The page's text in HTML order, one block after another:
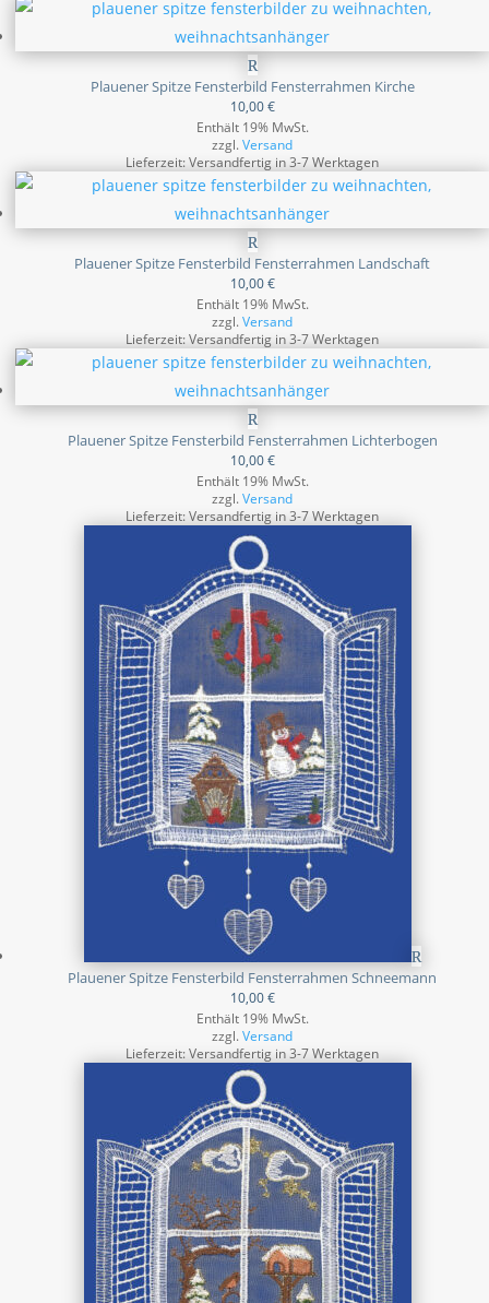
Plauener Spitze Fensterbild Fensterrahmen Kirche
10,00€
Enthält 19% MwSt.
zzgl.Versand
Lieferzeit: Versandfertig in 3-7 Werktagen
Plauener Spitze Fensterbild Fensterrahmen Landschaft
10,00€
Enthält 19% MwSt.
zzgl.Versand
Lieferzeit: Versandfertig in 3-7 Werktagen
Plauener Spitze Fensterbild Fensterrahmen Lichterbogen
10,00€
Enthält 19% MwSt.
zzgl.Versand
Lieferzeit: Versandfertig in 3-7 Werktagen
Plauener Spitze Fensterbild Fensterrahmen Schneemann
10,00€
Enthält 19% MwSt.
zzgl.Versand
Lieferzeit: Versandfertig in 3-7 Werktagen